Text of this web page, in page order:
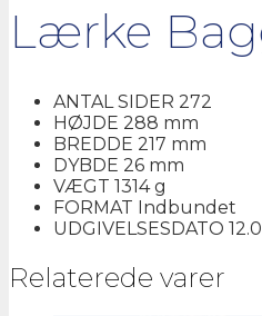
Lærke
ANTAL SIDER 272
HØJDE 288 mm
BREDDE 217 mm
DYBDE 26 mm
VÆGT 1314 g
FORMAT Indbundet
UDGIVELSESDATO
Relaterede varer